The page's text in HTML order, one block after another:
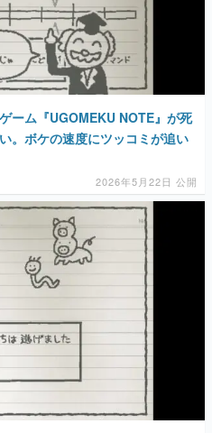
白い？
氏がゲームの魅力を画面や操作の
かしていく、硬派で骨太な評論連載
本語
「ラスボス」… ゲームにまつわる言葉
、コンピューター文化史研究家・タ
。
ーム『UGOMEKU NOTE』が死
。ボケの速度にツッコミが追い
2026年5月22日 公開